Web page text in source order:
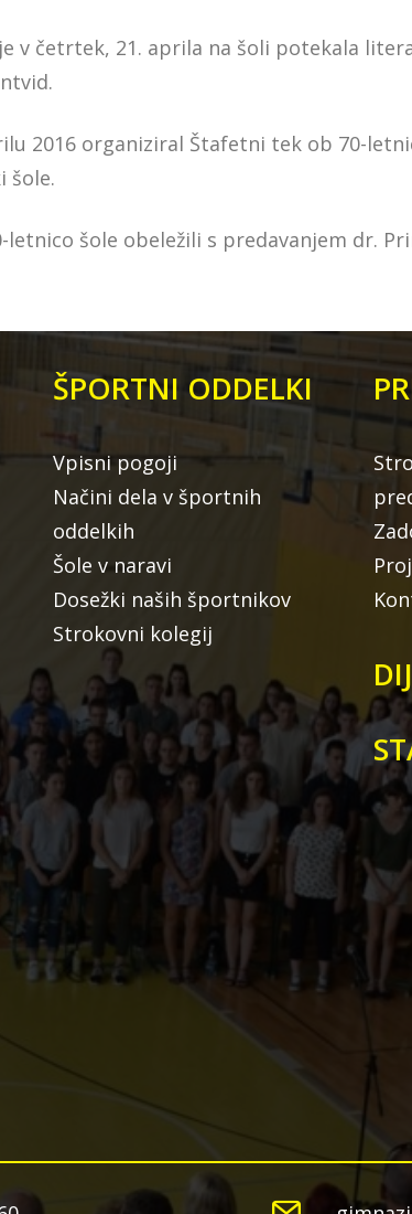
v četrtek, 21. aprila na šoli potekala
2016 organiziral Štafetni tek ob 70-
šole.
šole obeležili s predavanjem dr.
ŠPORTNI ODDELKI
Vpisni pogoji
Načini dela v športnih
oddelkih
Šole v naravi
Dosežki naših športnikov
Strokovni kolegij